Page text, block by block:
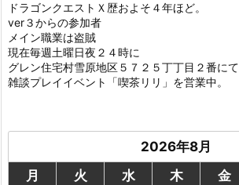
ドラゴンクエストＸ歴およそ４年ほど。
ver３からの参加者
メイン職業は盗賊
現在毎週土曜日夜２４時に
グレン住宅村雪原地区５７２５丁丁目２番にて
雑談プレイイベント「喫茶リリ」を営業中。
2026年8月
月
火 水 木 金